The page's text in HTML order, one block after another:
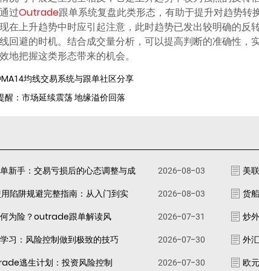
过Outrade跟单系统复盘此类形态，有助于提升对趋势转
在上升趋势中时应引起注意，此时趋势已发出较明确的
回避的时机。结合成交量分析，可以提高判断的准确性
地把握这类形态带来的机会。
均线交易系统与跟单社区分享
醒：市场延续震荡 地缘溢价回落
新手：交易亏损后的心态调整与成 2026-08-03 美
陷阱规避完整指南：从入门到实
2026-08-03 货
为险？outrade跟单解读风
2026-07-31 炒
习：风险控制做到极致的技巧
2026-07-30 外
逃生计划：投资风险控制
2026-07-30 欧